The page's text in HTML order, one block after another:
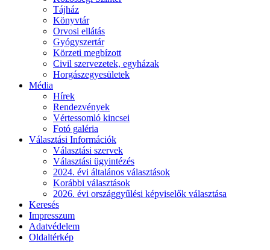
Tájház
Könyvtár
Orvosi ellátás
Gyógyszertár
Körzeti megbízott
Civil szervezetek, egyházak
Horgászegyesületek
Média
Hírek
Rendezvények
Vértessomló kincsei
Fotó galéria
Választási Információk
Választási szervek
Választási ügyintézés
2024. évi általános választások
Korábbi választások
2026. évi országgyűlési képviselők választása
Keresés
Impresszum
Adatvédelem
Oldaltérkép